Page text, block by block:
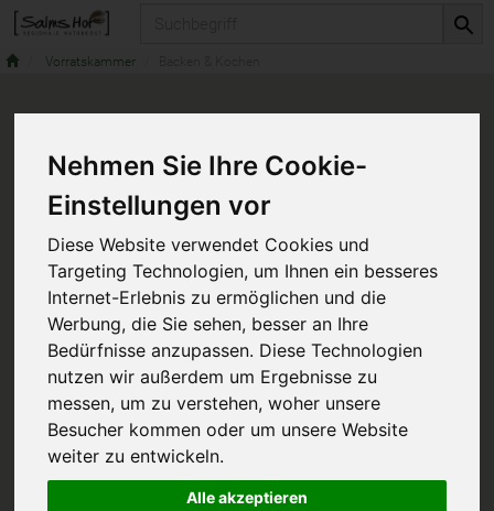
Nehmen Sie Ihre Cookie-
Einstellungen vor
Diese Website verwendet Cookies und
Targeting Technologien, um Ihnen ein besseres
Internet-Erlebnis zu ermöglichen und die
Werbung, die Sie sehen, besser an Ihre
Bedürfnisse anzupassen. Diese Technologien
nutzen wir außerdem um Ergebnisse zu
messen, um zu verstehen, woher unsere
Besucher kommen oder um unsere Website
weiter zu entwickeln.
Alle akzeptieren
Vorratskammer